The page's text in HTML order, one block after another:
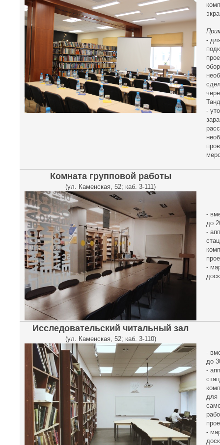
-
-
Комната групповой работы
(ул. Каменская, 52; каб. 3-111)
-
до
-
-
Исследовательский читальный зал
(ул. Каменская, 52; каб. 3-110)
-
до
-
для
-